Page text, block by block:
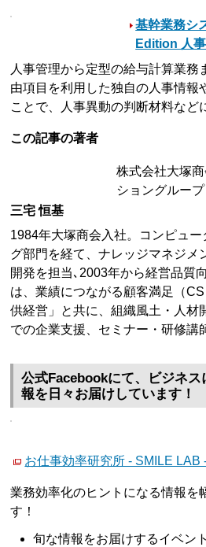
基幹業務シ
Edition 人
人事管理から定型の給与計算業務
由項目を利用した独自の人事情報
ことで、人事異動の判断材料など
この記事の著者
株式会社大塚
ショングルー
三宅 恒基
1984年大塚商会入社。コンピュ
グ部門を経て、ナレッジマネジメ
開発を担当､2003年から経営品質
は、業績につながる顧客満足（
供経営」と共に、組織風土・人材
での企業支援、セミナー・研修講
公式Facebookにて、ビジネ
報を日々お届けしています！
お仕事効率研究所 - SMILE LAB
業務効率化のヒントになる情報を
す！
旬な情報をお届けするイベン